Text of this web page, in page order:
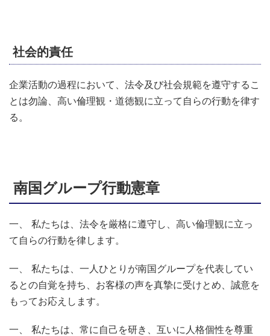
社会的責任
企業活動の過程において、法令及び社会規範を遵守するこ
とは勿論、高い倫理観・道徳観に立って自らの行動を律す
る。
南国グループ行動憲章
一、 私たちは、法令を厳格に遵守し、高い倫理観に立っ
て自らの行動を律します。
一、 私たちは、一人ひとりが南国グループを代表してい
るとの自覚を持ち、お客様の声を真摯に受けとめ、誠意を
もってお応えします。
一、 私たちは、常に自己を研き、互いに人格個性を尊重